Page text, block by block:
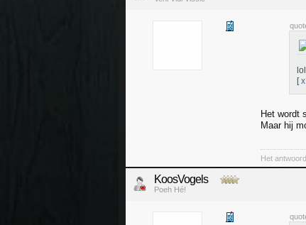
[x
Het wordt
Maar hij
Het
KoosVogels
Poeh Hé!